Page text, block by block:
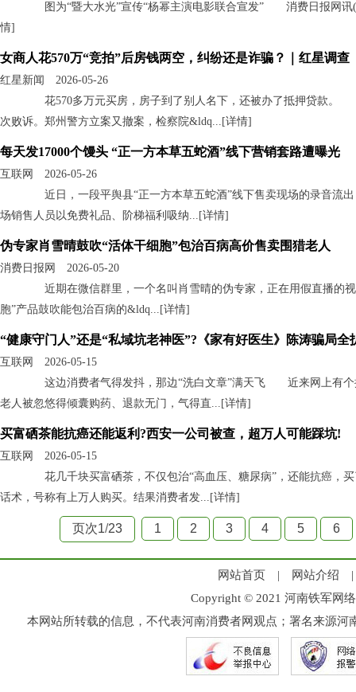
图为“暨大水光”宣传“杨幂主演电影联合宣发” 消费日报网讯(
情]
女商人花570万“竞拍”后房钱两空，纠纷还是诈骗？｜红星调查
红星新闻 2026-05-26
花570多万元买房，房子到了别人名下，还被办了抵押贷款。
次败诉。郑州警方立案又撤案，检察院&ldq...[详情]
每天发17000个馒头 “正一方本草五蛇酒”线下营销套路遭曝光
互联网 2026-05-26
近日，一段平舆县“正一方本草五蛇酒”线下售卖现场的录音流
场销售人员以免费礼品、阶梯福利吸纳...[详情]
伪专家肖雪晴鼓吹“活体干细胞”包治百病高价售卖围猎老人
消费日报网 2026-05-20
近期在微信群里，一个名叫肖雪晴的伪专家，正在用假直播的视
胞”产品鼓吹能包治百病的&ldq...[详情]
“健康守门人”还是“私域坑老神医”?《家有好医生》陈涛骗局全
互联网 2026-05-15
这边消费者气得发抖，那边“洗白文章”满天飞 近来网上有个
老人被忽悠得倾囊购药、退款无门，气得直...[详情]
买富硒茶能抗癌还能返利?西安一公司被查，超万人可能踩坑!
互联网 2026-05-15
花几千块买富硒茶，不仅包治“高血压、糖尿病”，还能抗癌，
话术，号称有上万人购买。结果消费者发...[详情]
页次1/23 1 2 3 4 5 6
网站首页 | 网站介绍
Copyright © 2021 河南铁军网
本网站所转载的信息，不代表河南消费者网观点；署名来源